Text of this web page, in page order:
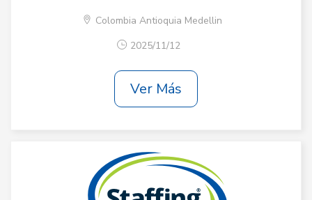
Colombia Antioquia Medellin
2025/11/12
Ver Más